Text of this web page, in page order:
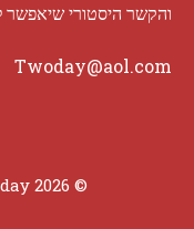
והקשר היסטורי שיאפשר
Twoday@aol.com
© 2026 Twoday טודיי -